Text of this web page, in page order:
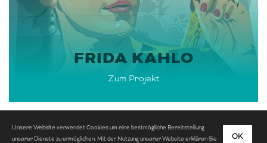
FRIDA KAHLO
Zum Projekt
OK
Unsere Website verwendet Cookies um eine bestmögliche Bereitstellung
unserer Dienste zu ermöglichen. Mit der Nutzung unserer Website erklären Sie